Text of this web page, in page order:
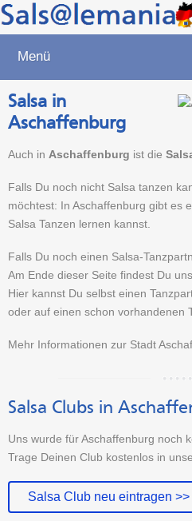
Menü
Salsa in
Aschaffenburg
Auch in Aschaffenburg ist die
Falls Du noch nicht Salsa tanzen
möchtest: In Aschaffenburg gibt es
Salsa Tanzen lernen kannst.
Falls Du noch einen Salsa-
Am Ende dieser Seite findest Du
Hier kannst Du selbst einen
oder auf einen schon vorhandenen
Mehr Informationen zur Stadt
Salsa Clubs in
Uns wurde für Aschaffenburg noch
Trage Deinen Club kostenlos in
Salsa Club neu eintragen >>